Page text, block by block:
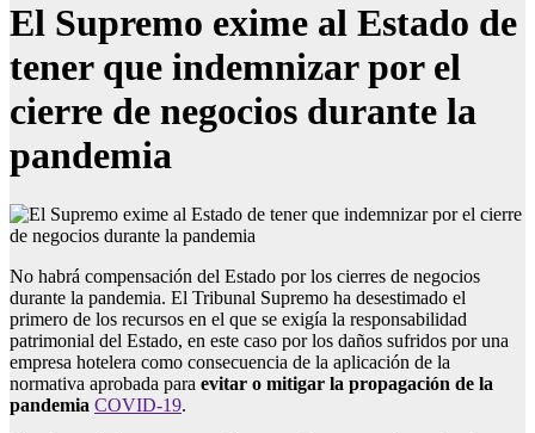
El Supremo exime al Estado de
tener que indemnizar por el
cierre de negocios durante la
pandemia
No habrá compensación del Estado por los cierres de negocios
durante la pandemia. El Tribunal Supremo ha desestimado el
primero de los recursos en el que se exigía la responsabilidad
patrimonial del Estado, en este caso por los daños sufridos por una
empresa hotelera como consecuencia de la aplicación de la
normativa aprobada para evitar o mitigar la propagación de la
pandemia COVID-19.